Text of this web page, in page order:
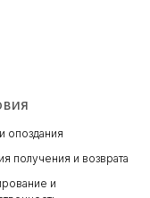
опоздания
получения и возврата
и